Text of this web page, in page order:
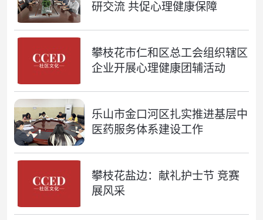
研交流 共促心理健康保障
攀枝花市仁和区总工会组织辖区
企业开展心理健康团辅活动
乐山市金口河区扎实推进基层中
医药服务体系建设工作
攀枝花盐边：献礼护士节 竞赛
展风采